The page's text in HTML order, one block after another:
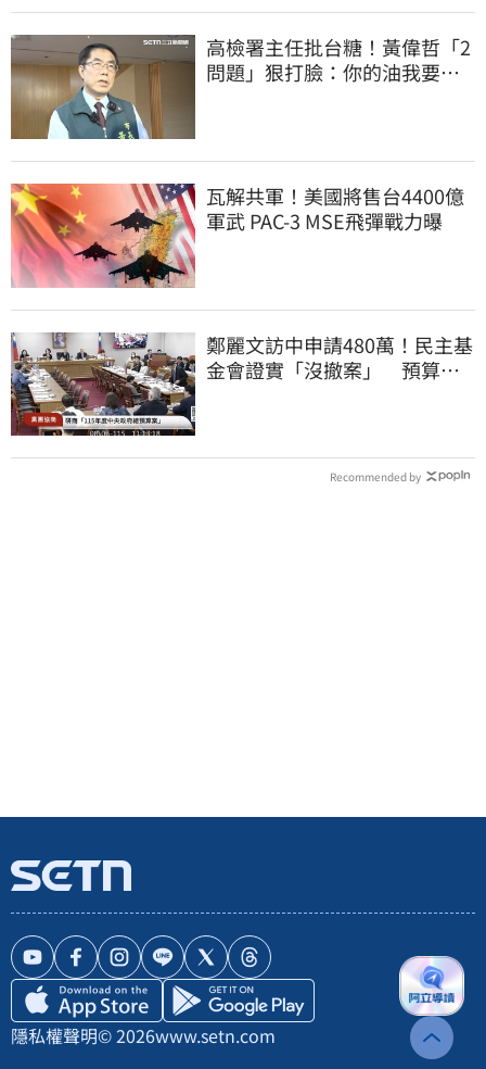
高檢署主任批台糖！黃偉哲「2
問題」狠打臉：你的油我要通
瓦解共軍！美國將售台4400億
軍武 PAC-3 MSE飛彈戰力曝
鄭麗文訪中申請480萬！民主基
金會證實「沒撤案」 預算被
Recommended by
隱私權聲明© 2026www.setn.com